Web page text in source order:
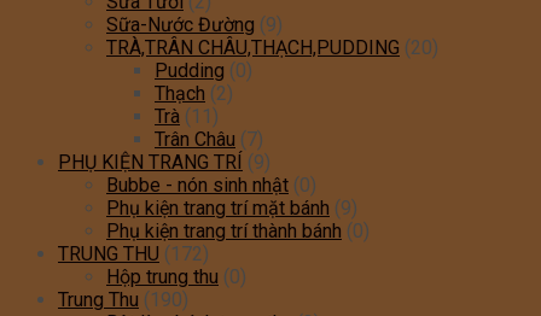
Sữa-Nước Đường (9)
TRÀ,TRÂN CHÂU,THẠCH,PUDDING (20)
Pudding (0)
Thạch (2)
Trà (11)
Trân Châu (7)
PHỤ KIỆN TRANG TRÍ (9)
Bubbe - nón sinh nhật (0)
Phụ kiện trang trí mặt bánh (9)
Phụ kiện trang trí thành bánh (0)
TRUNG THU (172)
Hộp trung thu (0)
Trung Thu (190)